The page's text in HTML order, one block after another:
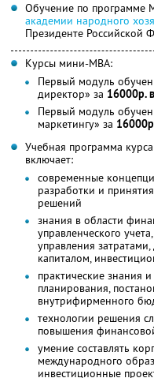
Обучение по программе
академии народного
Президенте Российской
Курсы мини-МВА:
Первый модуль
директор» за 16000р.
Первый модуль
маркетингу» за
Учебная программа
включает:
современные
разработки и
решений
знания в области
управленческого
управления
капиталом,
практические знания
планирования,
внутрифирменного
технологии решения
повышения
умение составлять
международного
инвестиционные